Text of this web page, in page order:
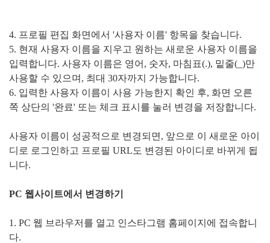
4. 프로필 편집 화면에서 '사용자 이름' 항목을 찾습니다.
5. 현재 사용자 이름을 지우고 원하는 새로운 사용자 이름을
입력합니다. 사용자 이름은 영어, 숫자, 마침표(.), 밑줄(_)만
사용할 수 있으며, 최대 30자까지 가능합니다.
6. 입력한 사용자 이름이 사용 가능한지 확인 후, 화면 오른
쪽 상단의 '완료' 또는 체크 표시를 눌러 변경을 저장합니다.
사용자 이름이 성공적으로 변경되면, 앞으로 이 새로운 아이
디로 로그인하고 프로필 URL도 변경된 아이디로 바뀌게 됩
니다.
PC 웹사이트에서 변경하기
1. PC 웹 브라우저를 열고 인스타그램 홈페이지에 접속합니
다.